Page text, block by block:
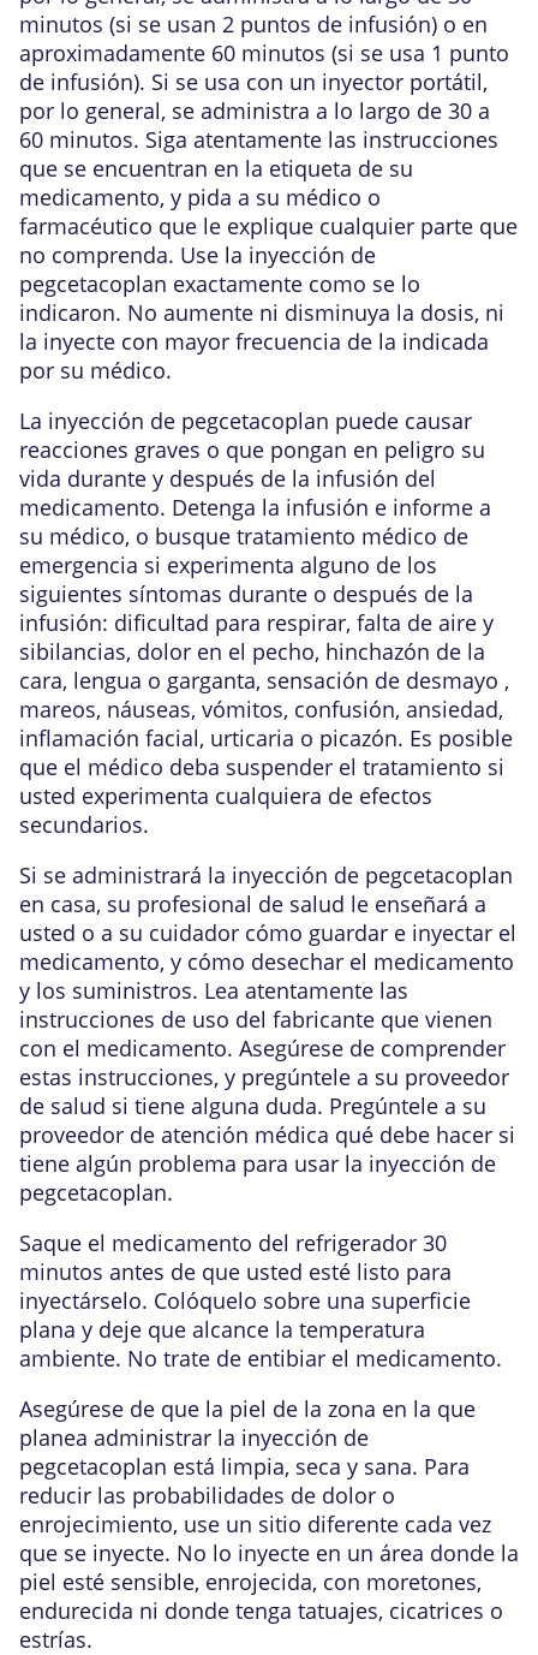
minutos (si se usan 2 puntos de infusión) o en
aproximadamente 60 minutos (si se usa 1 punto
de infusión). Si se usa con un inyector portátil,
por lo general, se administra a lo largo de 30 a
60 minutos. Siga atentamente las instrucciones
que se encuentran en la etiqueta de su
medicamento, y pida a su médico o
farmacéutico que le explique cualquier parte que
no comprenda. Use la inyección de
pegcetacoplan exactamente como se lo
indicaron. No aumente ni disminuya la dosis, ni
la inyecte con mayor frecuencia de la indicada
por su médico.
La inyección de pegcetacoplan puede causar
reacciones graves o que pongan en peligro su
vida durante y después de la infusión del
medicamento. Detenga la infusión e informe a
su médico, o busque tratamiento médico de
emergencia si experimenta alguno de los
siguientes síntomas durante o después de la
infusión: dificultad para respirar, falta de aire y
sibilancias, dolor en el pecho, hinchazón de la
cara, lengua o garganta, sensación de desmayo ,
mareos, náuseas, vómitos, confusión, ansiedad,
inflamación facial, urticaria o picazón. Es posible
que el médico deba suspender el tratamiento si
usted experimenta cualquiera de efectos
secundarios.
Si se administrará la inyección de pegcetacoplan
en casa, su profesional de salud le enseñará a
usted o a su cuidador cómo guardar e inyectar el
medicamento, y cómo desechar el medicamento
y los suministros. Lea atentamente las
instrucciones de uso del fabricante que vienen
con el medicamento. Asegúrese de comprender
estas instrucciones, y pregúntele a su proveedor
de salud si tiene alguna duda. Pregúntele a su
proveedor de atención médica qué debe hacer si
tiene algún problema para usar la inyección de
pegcetacoplan.
Saque el medicamento del refrigerador 30
minutos antes de que usted esté listo para
inyectárselo. Colóquelo sobre una superficie
plana y deje que alcance la temperatura
ambiente. No trate de entibiar el medicamento.
Asegúrese de que la piel de la zona en la que
planea administrar la inyección de
pegcetacoplan está limpia, seca y sana. Para
reducir las probabilidades de dolor o
enrojecimiento, use un sitio diferente cada vez
que se inyecte. No lo inyecte en un área donde la
piel esté sensible, enrojecida, con moretones,
endurecida ni donde tenga tatuajes, cicatrices o
estrías.